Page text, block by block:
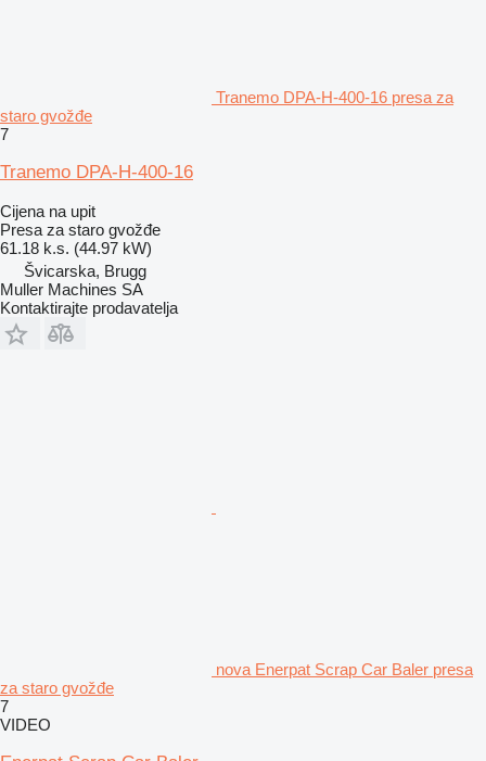
Tranemo DPA-H-400-16 presa za
staro gvožđe
7
Tranemo DPA-H-400-16
Cijena na upit
Presa za staro gvožđe
61.18 k.s. (44.97 kW)
Švicarska, Brugg
Muller Machines SA
Kontaktirajte prodavatelja
nova Enerpat Scrap Car Baler presa
za staro gvožđe
7
VIDEO